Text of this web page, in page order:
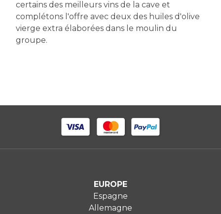
certains des meilleurs vins de la cave et
complétons l'offre avec deux des huiles d'olive
vierge extra élaborées dans le moulin du
groupe.
EUROPE
Espagne
Allemagne